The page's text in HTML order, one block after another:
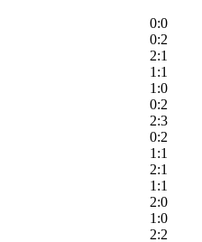
0:0
0:2
2:1
1:1
1:0
0:2
2:3
0:2
1:1
2:1
1:1
2:0
1:0
2:2